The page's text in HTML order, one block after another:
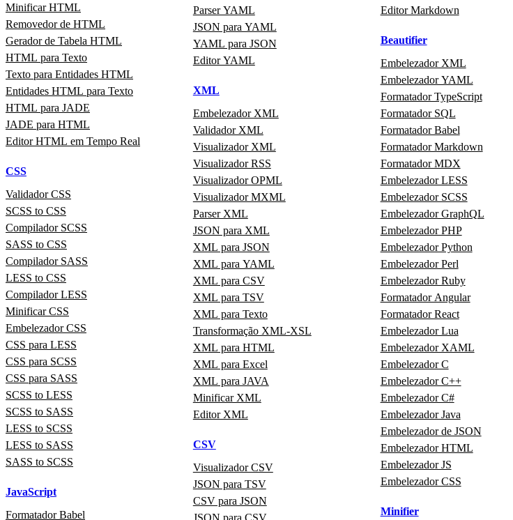
Minificar HTML
Removedor de HTML
Gerador de Tabela HTML
HTML para Texto
Texto para Entidades HTML
Entidades HTML para Texto
HTML para JADE
JADE para HTML
Editor HTML em Tempo Real
CSS
Validador CSS
SCSS to CSS
Compilador SCSS
SASS to CSS
Compilador SASS
LESS to CSS
Compilador LESS
Minificar CSS
Embelezador CSS
CSS para LESS
CSS para SCSS
CSS para SASS
SCSS to LESS
SCSS to SASS
LESS to SCSS
LESS to SASS
SASS to SCSS
JavaScript
Formatador Babel
Parser YAML
JSON para YAML
YAML para JSON
Editor YAML
XML
Embelezador XML
Validador XML
Visualizador XML
Visualizador RSS
Visualizador OPML
Visualizador MXML
Parser XML
JSON para XML
XML para JSON
XML para YAML
XML para CSV
XML para TSV
XML para Texto
Transformação XML-XSL
XML para HTML
XML para Excel
XML para JAVA
Minificar XML
Editor XML
CSV
Visualizador CSV
JSON para TSV
CSV para JSON
JSON para CSV
Editor Markdown
Beautifier
Embelezador XML
Embelezador YAML
Formatador TypeScript
Formatador SQL
Formatador Babel
Formatador Markdown
Formatador MDX
Embelezador LESS
Embelezador SCSS
Embelezador GraphQL
Embelezador PHP
Embelezador Python
Embelezador Perl
Embelezador Ruby
Formatador Angular
Formatador React
Embelezador Lua
Embelezador XAML
Embelezador C
Embelezador C++
Embelezador C#
Embelezador Java
Embelezador de JSON
Embelezador HTML
Embelezador JS
Embelezador CSS
Minifier